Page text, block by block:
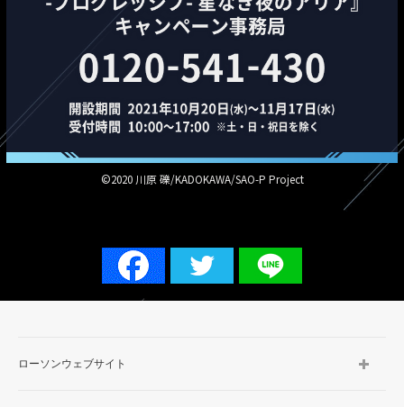
©2020 川原 礫/KADOKAWA/SAO-P Project
ローソンウェブサイト